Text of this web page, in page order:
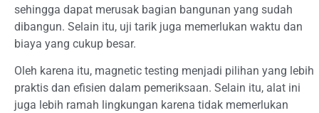
sehingga dapat merusak bagian bangunan yang sudah
dibangun. Selain itu, uji tarik juga memerlukan waktu dan
biaya yang cukup besar.
Oleh karena itu, magnetic testing menjadi pilihan yang lebih
praktis dan efisien dalam pemeriksaan. Selain itu, alat ini
juga lebih ramah lingkungan karena tidak memerlukan